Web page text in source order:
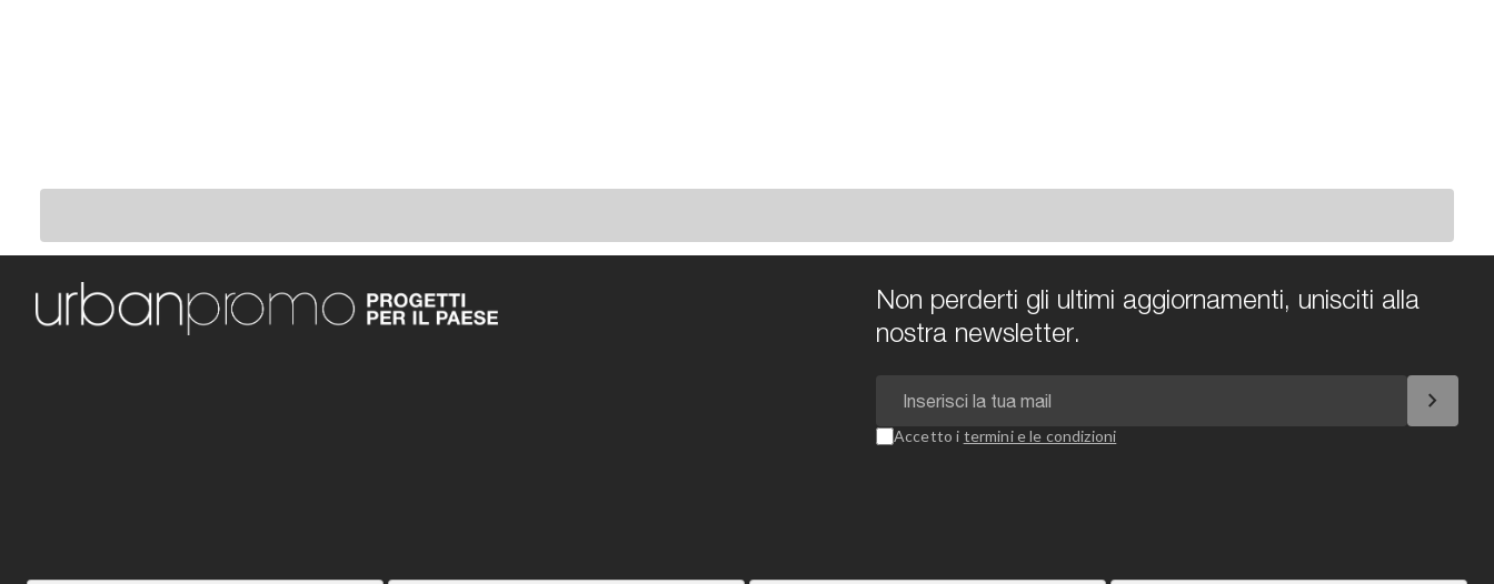
Non perderti gli ultimi aggiornamenti, unisciti alla
nostra newsletter.
chevron_right
Accetto i termini e le condizioni